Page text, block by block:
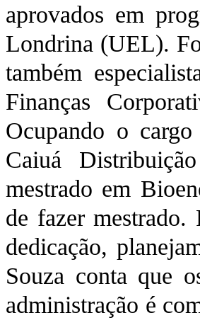
aprovados em
Londrina (UEL).
também
Finanças
Ocupando o
Caiuá
mestrado em
de fazer
dedicação,
Souza conta que
administração é